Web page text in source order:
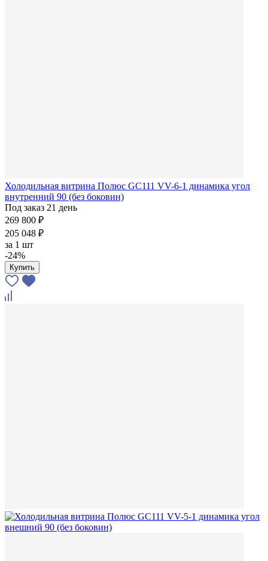
Холодильная витрина Полюс GC111 VV-6-1 динамика угол
внутренний 90 (без боковин)
Под заказ 21 день
269 800 ₽
205 048 ₽
за 1 шт
-24%
Купить